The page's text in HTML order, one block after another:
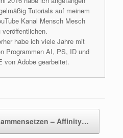
Tutorials auf meinem
Kanal Mensch Mesch
veröffentlichen.
habe ich viele Jahre mit
Programmen AI, PS, ID und
von Adobe gearbeitet.
– Affinity…